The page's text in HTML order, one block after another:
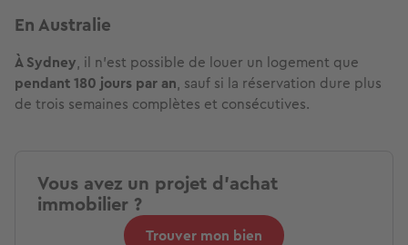
En Australie
À Sydney, il n'est possible de louer un logement que
pendant 180 jours par an, sauf si la réservation dure plus
de trois semaines complètes et consécutives.
Vous avez un projet d'achat
immobilier ?
Trouver mon bien